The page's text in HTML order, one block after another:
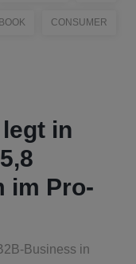
CONSUMER
in
im Pro-
Business in